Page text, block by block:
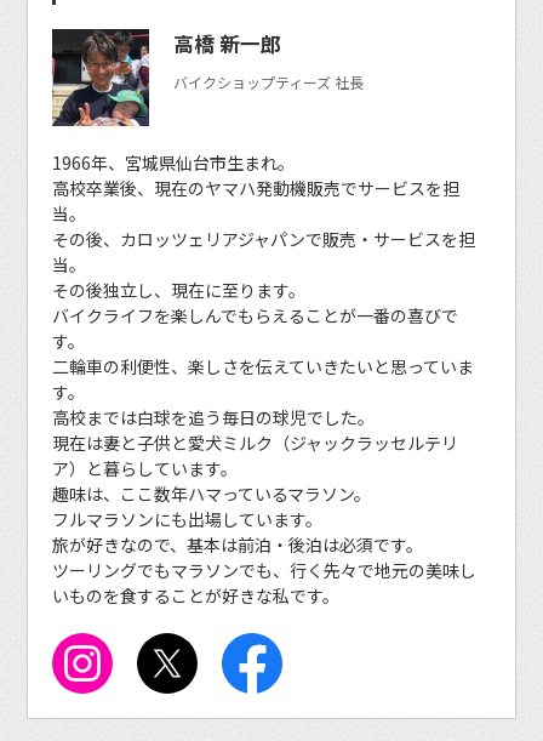
高橋 新一郎
バイクショップティーズ 社長
1966年、宮城県仙台市生まれ。
高校卒業後、現在のヤマハ発動機販売でサービスを担
当。
その後、カロッツェリアジャパンで販売・サービスを担
当。
その後独立し、現在に至ります。
バイクライフを楽しんでもらえることが一番の喜びで
す。
二輪車の利便性、楽しさを伝えていきたいと思っていま
す。
高校までは白球を追う毎日の球児でした。
現在は妻と子供と愛犬ミルク（ジャックラッセルテリ
ア）と暮らしています。
趣味は、ここ数年ハマっているマラソン。
フルマラソンにも出場しています。
旅が好きなので、基本は前泊・後泊は必須です。
ツーリングでもマラソンでも、行く先々で地元の美味し
いものを食することが好きな私です。